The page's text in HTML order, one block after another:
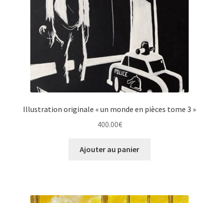
Illustration originale « un monde en pièces tome 3 »
400.00€
Ajouter au panier